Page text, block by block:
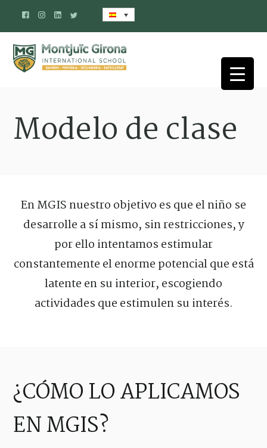
Modelo de clase
En MGIS nuestro objetivo es que el niño se
desarrolle a sí mismo, sin restricciones, y
por ello intentamos estimular
constantemente el enorme potencial que está
latente en su interior, escogiendo
actividades que estimulen su interés.
¿CÓMO LO APLICAMOS
EN MGIS?